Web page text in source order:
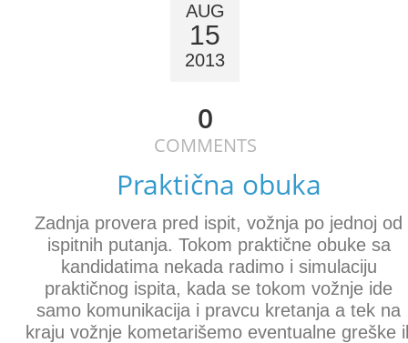
AUG
15
2013
0
COMMENTS
Praktična obuka
Zadnja provera pred ispit, vožnja po jednoj od
ispitnih putanja. Tokom praktične obuke sa
kandidatima nekada radimo i simulaciju
praktičnog ispita, kada se tokom vožnje ide
samo komunikacija i pravcu kretanja a tek na
kraju vožnje kometarišemo eventualne greške